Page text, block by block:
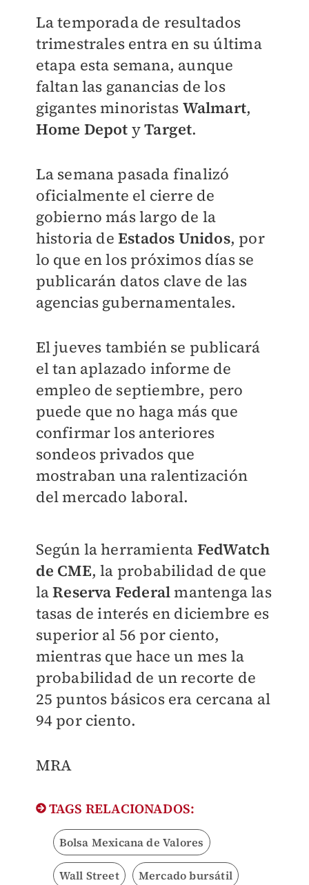
La temporada de resultados
trimestrales entra en su última
etapa esta semana, aunque
faltan las ganancias de los
gigantes minoristas Walmart,
Home Depot yTarget.
La semana pasada finalizó
oficialmente el cierre de
gobierno más largo de la
historia de Estados Unidos, por
lo que en los próximos días se
publicarán datos clave de las
agencias gubernamentales.
El jueves también se publicará
el tan aplazado informe de
empleo de septiembre, pero
puede que no haga más que
confirmar los anteriores
sondeos privados que
mostraban una ralentización
del mercado laboral.
Según la herramienta FedWatch
de CME, la probabilidad de que
laReserva Federalmantenga las
tasas de interés en diciembre es
superior al 56 por ciento,
mientras que hace un mes la
probabilidad de un recorte de
25 puntos básicos era cercana al
94 por ciento.
MRA
TAGS RELACIONADOS:
Bolsa Mexicana de Valores
Wall Street Mercado bursátil